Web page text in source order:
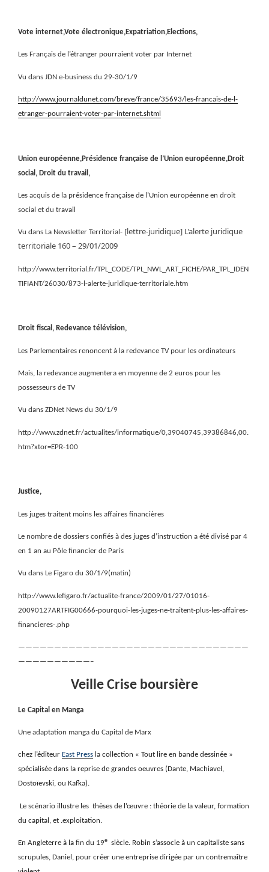
Vote internet,Vote électronique,Expatriation,Elections,
Les Français de l’étranger pourraient voter par Internet
Vu dans JDN e-business du 29-30/1/9
http://www.journaldunet.com/breve/france/35693/les-francais-de-l-
etranger-pourraient-voter-par-internet.shtml
Union européenne,Présidence française de l’Union européenne,Droit
social, Droit du travail,
Les acquis de la présidence française de l’Union européenne en droit
social et du travail
Vu dans La Newsletter Territorial- [lettre-juridique] L’alerte juridique
http://www.territorial.fr/TPL_CODE/TPL_NWL_ART_FICHE/PAR_TPL_IDEN
TIFIANT/26030/873-l-alerte-juridique-territoriale.htm
Droit fiscal, Redevance télévision,
Les Parlementaires renoncent à la redevance TV pour les ordinateurs
Mais, la redevance augmentera en moyenne de 2 euros pour les
possesseurs de TV
Vu dans ZDNet News du 30/1/9
http://www.zdnet.fr/actualites/informatique/0,39040745,39386846,00.
htm?xtor=EPR-100
Justice,
Les juges traitent moins les affaires financières
Le nombre de dossiers confiés à des juges d’instruction a été divisé par 4
en 1 an au Pôle financier de Paris
Vu dans Le Figaro du 30/1/9(matin)
http://www.lefigaro.fr/actualite-france/2009/01/27/01016-
20090127ARTFIG00666-pourquoi-les-juges-ne-traitent-plus-les-affaires-
financieres-.php
————————————————————————————————
——————————–
Veille Crise boursière
Le Capital en Manga
Une adaptation manga du Capital de Marx
chez l’éditeur East Press la collection « Tout lire en bande dessinée »
spécialisée dans la reprise de grandes oeuvres (Dante, Machiavel,
Dostoïevski, ou Kafka).
Le scénario illustre les thèses de l’œuvre : théorie de la valeur, formation
du capital, et .exploitation.
En Angleterre à la fin du 19e
siècle. Robin s’associe à un capitaliste sans
scrupules, Daniel, pour créer une entreprise dirigée par un contremaître